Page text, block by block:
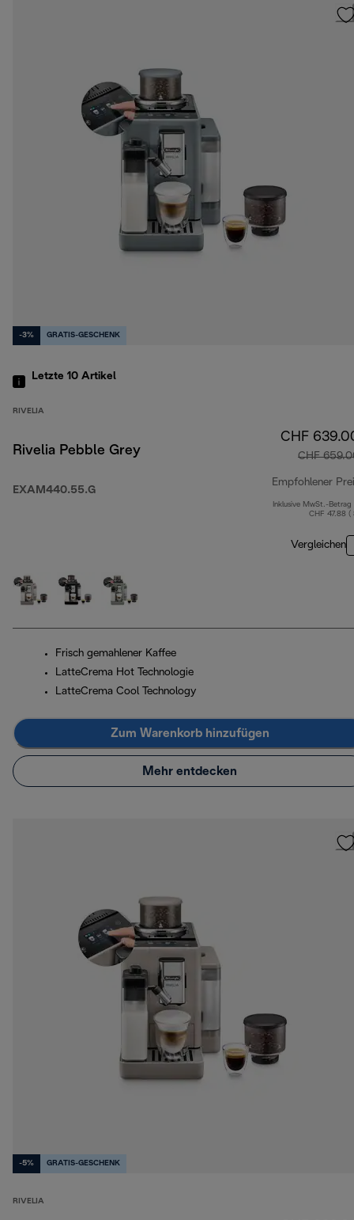
-3% GRATIS-GESCHENK
Letzte 10 Artikel
RIVELIA
Rivelia Pebble Grey
EXAM440.55.G
CHF
CHF
Empfohlener
Inklusive MwSt.-Betrag
CHF 47.88 (
Vergleichen
Frisch gemahlener Kaffee
LatteCrema Hot Technologie
LatteCrema Cool Technology
Zum Warenkorb hinzufügen
Mehr entdecken
-5% GRATIS-GESCHENK
RIVELIA